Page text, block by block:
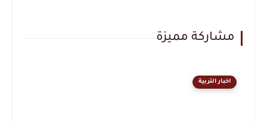
مشاركة مميزة
اخبار التربية